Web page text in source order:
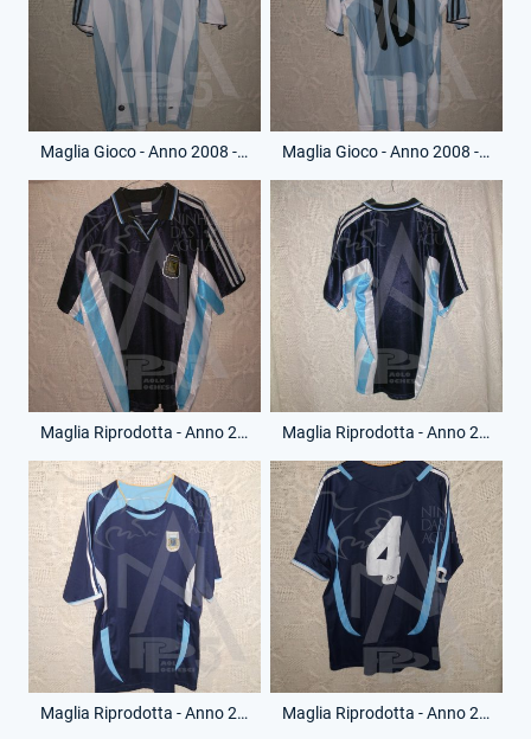
Maglia Gioco - Anno 2008 - Sergio Aguero - 10 - (Fronte) Maglia Gioco - Anno 2008 - Sergio Aguero - 10 - (Retro)
Maglia Riprodotta - Anno 2004 - Senza Numero - (Fronte) Maglia Riprodotta - Anno 2004 - Senza Numero - (Retro)
Maglia Riprodotta - Anno 2006 - 4 - (Fronte) Maglia Riprodotta - Anno 2006 - 4 - (Retro)